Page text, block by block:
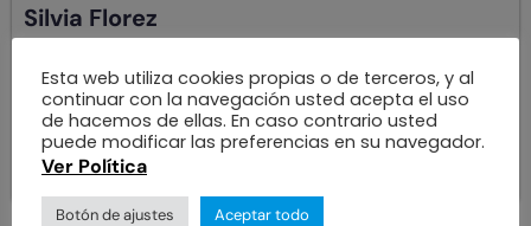
Silvia Florez
ÁREAS DE ESPECIALIZACIÓN
Optometría
Ver más
Esta web utiliza cookies propias o de terceros, y al
continuar con la navegación usted acepta el uso
de hacemos de ellas. En caso contrario usted
puede modificar las preferencias en su navegador.
Ver Política
Botón de ajustes Aceptar todo